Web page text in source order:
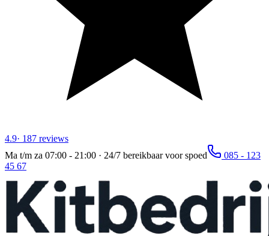
4.9· 187 reviews
Ma t/m za 07:00 - 21:00 · 24/7 bereikbaar voor spoed
085 - 123
45 67